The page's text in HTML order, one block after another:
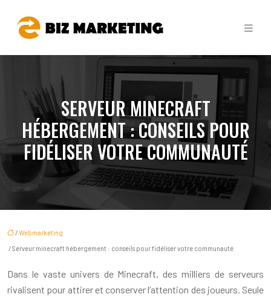
SERVEUR MINECRAFT
HÉBERGEMENT : CONSEILS POUR
FIDÉLISER VOTRE COMMUNAUTÉ
/Webmarketing
/ Serveur minecraft hébergement : conseils pour fidéliser votre communauté
Dans le vaste univers de Minecraft, des milliers de serveurs
rivalisent pour attirer et conserver l’attention des joueurs. Seule